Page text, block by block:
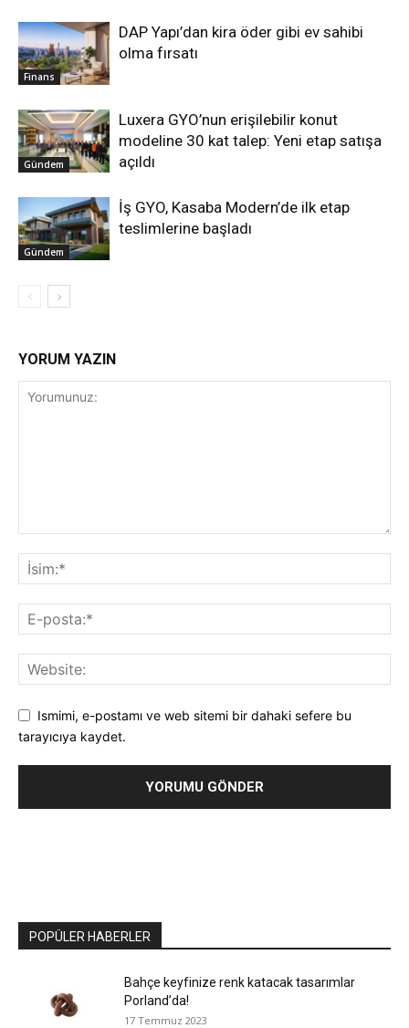
Finans
DAP Yapı’dan kira öder gibi ev sahibi
olma fırsatı
Gündem
Luxera GYO’nun erişilebilir konut
modeline 30 kat talep: Yeni etap satışa
açıldı
Gündem
İş GYO, Kasaba Modern’de ilk etap
teslimlerine başladı
YORUM YAZIN
Ismimi, e-postamı ve web sitemi bir dahaki sefere bu
tarayıcıya kaydet.
POPÜLER HABERLER
Bahçe keyfinize renk katacak tasarımlar
Porland’da!
17 Temmuz 2023